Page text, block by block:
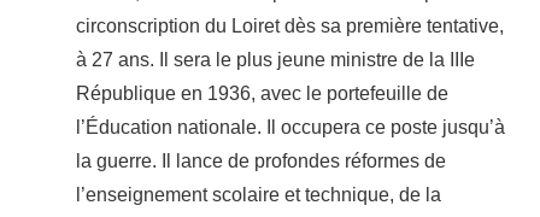
circonscription du Loiret dès sa première tentative,
à 27 ans. Il sera le plus jeune ministre de la IIIe
République en 1936, avec le portefeuille de
l’Éducation nationale. Il occupera ce poste jusqu’à
la guerre. Il lance de profondes réformes de
l’enseignement scolaire et technique, de la